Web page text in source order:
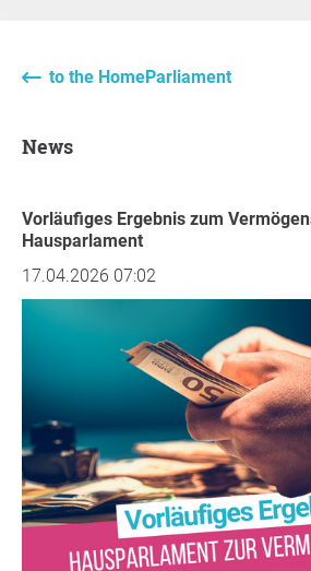
to the HomeParliament
News
Vorläufiges Ergebnis zum Vermögensteuer-
Hausparlament
17.04.2026 07:02